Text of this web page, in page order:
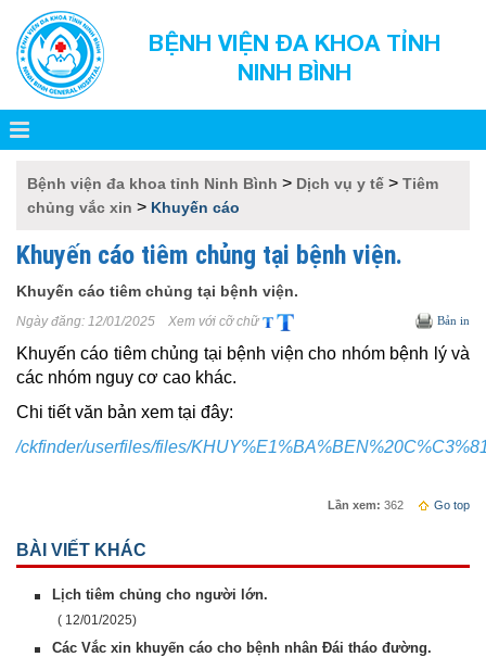
BỆNH VIỆN ĐA KHOA TỈNH
NINH BÌNH
Bệnh viện đa khoa tỉnh Ninh Bình > Dịch vụ y tế > Tiêm
chủng vắc xin > Khuyến cáo
Khuyến cáo tiêm chủng tại bệnh viện.
Khuyến cáo tiêm chủng tại bệnh viện.
Ngày đăng: 12/01/2025 Xem với cỡ chữ Bản in
Khuyến cáo tiêm chủng tại bệnh viện cho nhóm bệnh lý và
các nhóm nguy cơ cao khác.
Chi tiết văn bản xem tại đây:
/ckfinder/userfiles/files/
Lần xem: 362 Go top
BÀI VIẾT KHÁC
Lịch tiêm chủng cho người lớn.
( 12/01/2025)
Các Vắc xin khuyến cáo cho bệnh nhân Đái tháo đường.